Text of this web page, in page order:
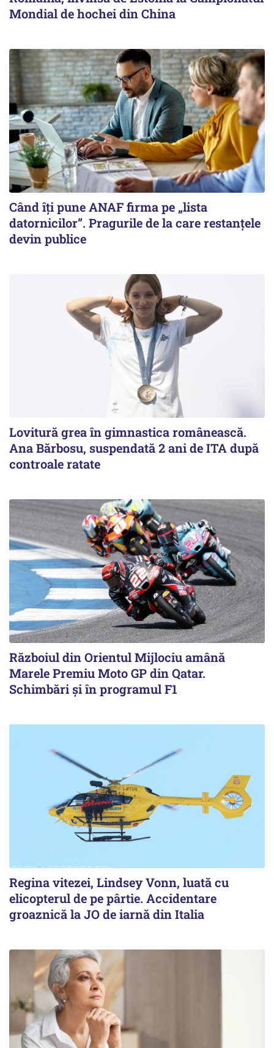
Mondial de hochei din China
Când îți pune ANAF firma pe „lista
datornicilor”. Pragurile de la care restanțele
devin publice
Lovitură grea în gimnastica românească.
Ana Bărbosu, suspendată 2 ani de ITA după
controale ratate
Războiul din Orientul Mijlociu amână
Marele Premiu Moto GP din Qatar.
Schimbări și în programul F1
Regina vitezei, Lindsey Vonn, luată cu
elicopterul de pe pârtie. Accidentare
groaznică la JO de iarnă din Italia